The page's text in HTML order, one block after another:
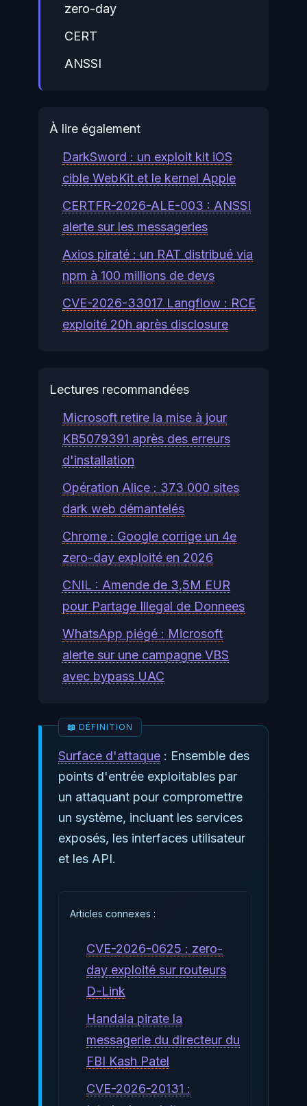
zero-day
CERT
ANSSI
À lire également
DarkSword : un exploit kit iOS
cible WebKit et le kernel Apple
CERTFR-2026-ALE-003 : ANSSI
alerte sur les messageries
Axios piraté : un RAT distribué via
npm à 100 millions de devs
CVE-2026-33017 Langflow : RCE
exploité 20h après disclosure
Lectures recommandées
Microsoft retire la mise à jour
KB5079391 après des erreurs
d'installation
Opération Alice : 373 000 sites
dark web démantelés
Chrome : Google corrige un 4e
zero-day exploité en 2026
CNIL : Amende de 3,5M EUR
pour Partage Illegal de Donnees
WhatsApp piégé : Microsoft
alerte sur une campagne VBS
avec bypass UAC
Surface d'attaque : Ensemble des
points d'entrée exploitables par
un attaquant pour compromettre
un système, incluant les services
exposés, les interfaces utilisateur
et les API.
Articles connexes :
CVE-2026-0625 : zero-
day exploité sur routeurs
D-Link
Handala pirate la
messagerie du directeur du
FBI Kash Patel
CVE-2026-20131 :